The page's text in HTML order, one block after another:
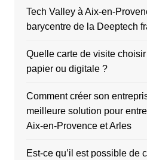
Tech Valley à Aix-en-
barycentre de la Deeptech
Quelle carte de visite
papier ou digitale ?
Comment créer son
meilleure solution pour
Aix-en-Provence et Arles
Est-ce qu’il est possible de